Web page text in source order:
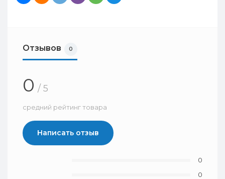
Отзывов 0
0 / 5
средний рейтинг товара
Написать отзыв
0
0